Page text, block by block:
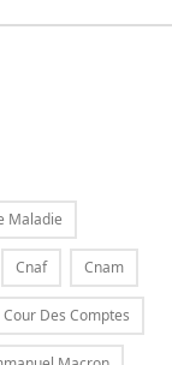
Maladie
Cnaf Cnam
Cour Des Comptes